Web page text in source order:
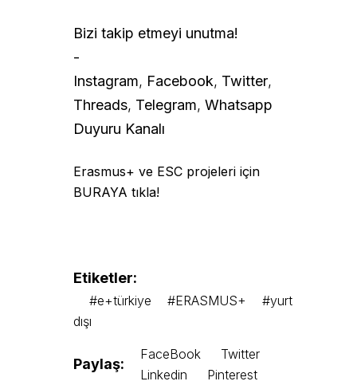
Bizi takip etmeyi unutma!
-
Instagram, Facebook, Twitter,
Threads, Telegram, Whatsapp
Duyuru Kanalı
Erasmus+ ve ESC projeleri için
BURAYA tıkla!
Etiketler:
#e+türkiye #ERASMUS+
#yurt
dışı
Paylaş:
FaceBook
Twitter
Linkedin
Pinterest